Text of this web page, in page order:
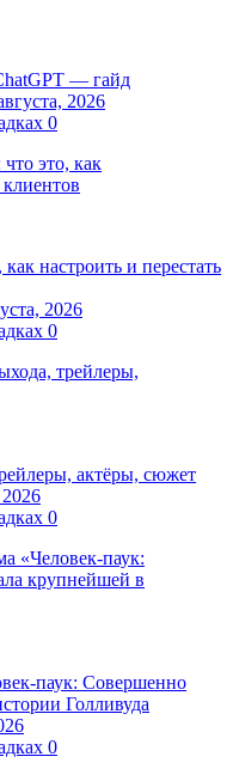
— гайд
2026
0
настроить и перестать
2026
0
актёры, сюжет
2026
0
паук: Совершенно
Голливуда
0